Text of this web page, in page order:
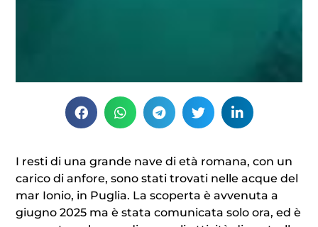
I resti di una grande nave di età romana, con un
carico di anfore, sono stati trovati nelle acque del
mar Ionio, in Puglia. La scoperta è avvenuta a
giugno 2025 ma è stata comunicata solo ora, ed è